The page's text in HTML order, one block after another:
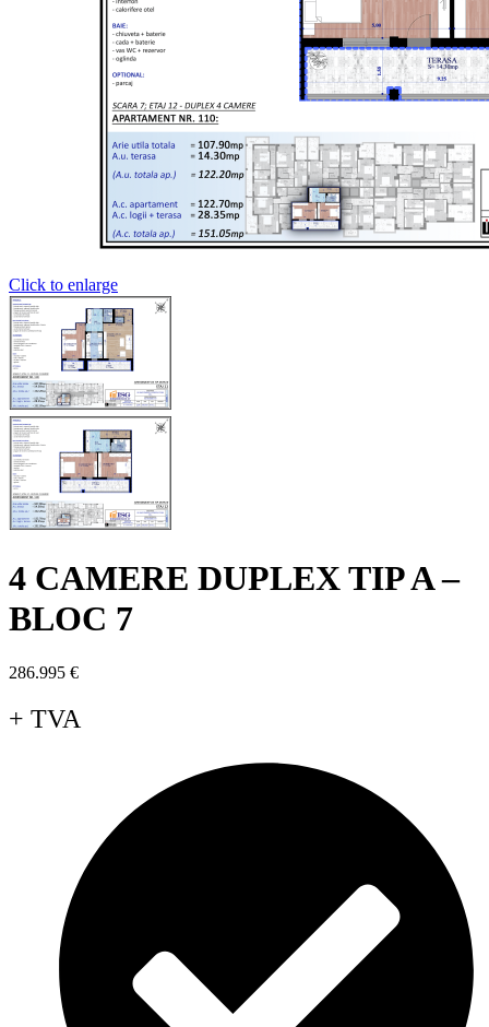
Click to enlarge
4 CAMERE DUPLEX TIP A –
BLOC 7
286.995 €
+ TVA